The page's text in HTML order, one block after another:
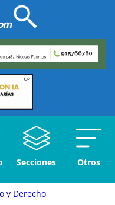
Secciones Otros
y Derecho